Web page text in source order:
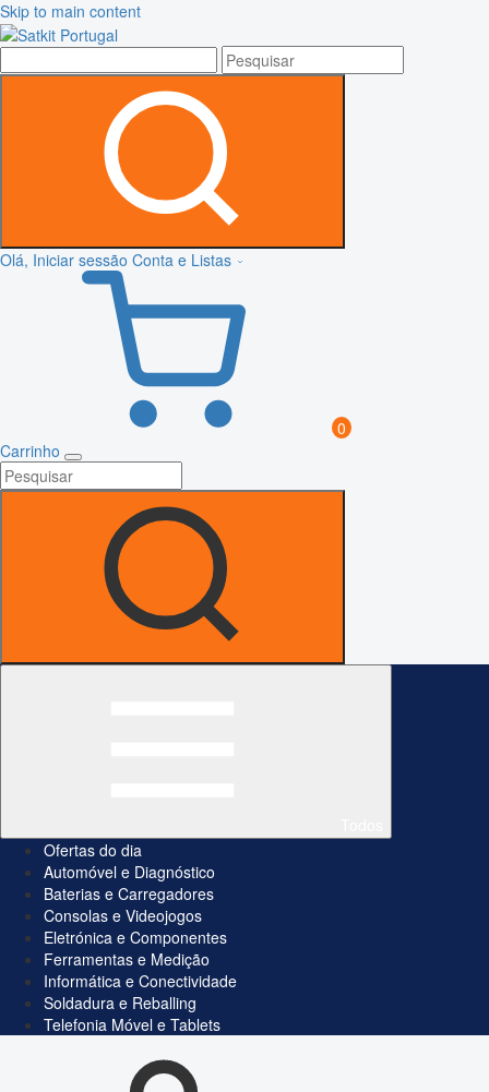
Skip to main content
Olá, Iniciar sessão Conta e Listas
0
Carrinho
Ofertas do dia
Automóvel e Diagnóstico
Baterias e Carregadores
Consolas e Videojogos
Eletrónica e Componentes
Ferramentas e Medição
Informática e Conectividade
Soldadura e Reballing
Telefonia Móvel e Tablets